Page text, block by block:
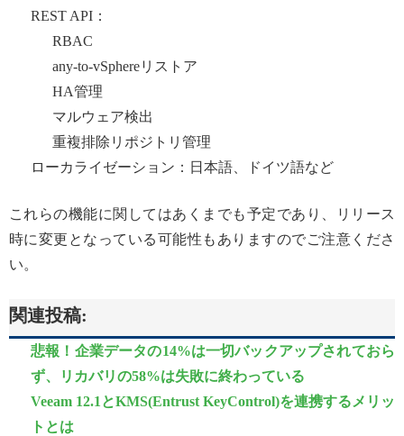
REST API：
RBAC
any-to-vSphereリストア
HA管理
マルウェア検出
重複排除リポジトリ管理
ローカライゼーション：日本語、ドイツ語など
これらの機能に関してはあくまでも予定であり、リリース
時に変更となっている可能性もありますのでご注意くださ
い。
関連投稿:
悲報！企業データの14%は一切バックアップされておら
ず、リカバリの58%は失敗に終わっている
Veeam 12.1とKMS(Entrust KeyControl)を連携するメリッ
トとは